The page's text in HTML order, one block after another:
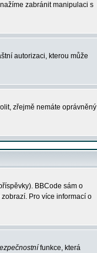
zabránit manipulaci s
autorizaci, kterou může
zřejmě nemáte oprávněný
BBCode sám o
Pro více informací o
funkce, která